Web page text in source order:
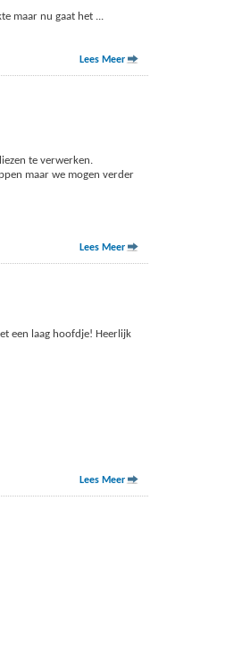
maar nu gaat het
Lees Meer
te verwerken.
maar we mogen verder
Lees Meer
een laag hoofdje! Heerlijk
Lees Meer